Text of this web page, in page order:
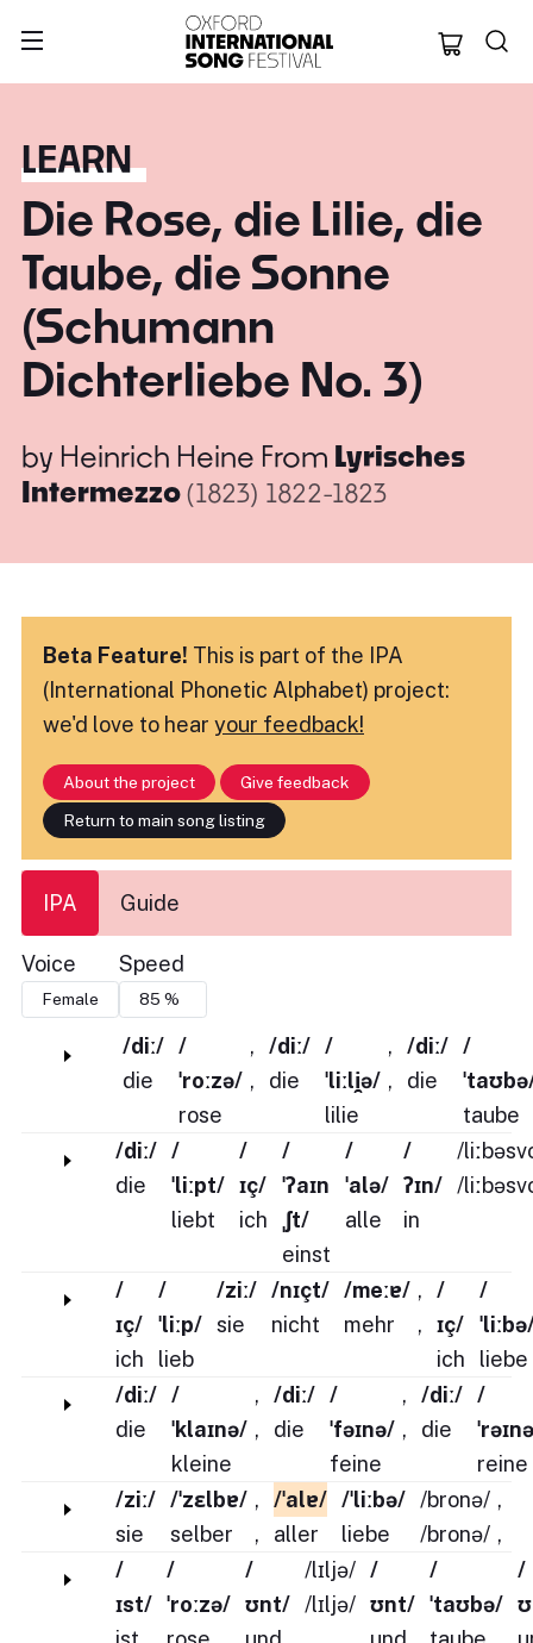
Oxford
LEARN
Die Rose, die Lilie, die
Taube, die Sonne
(Schumann
Dichterliebe No. 3)
by Heinrich Heine From Lyrisches
Intermezzo(1823) 1822-1823
Beta Feature! This is part of the IPA
(International Phonetic Alphabet) project:
we'd love to hear your feedback!
About the project
Give feedback
Return to main song listing
IPA Guide
Voice Speed
/diː/
die
/
ˈroːzə/
rose
,
,
/diː/
die
/
ˈliːli̯ə/
lilie
,
,
/diː/
die
/
taube
/diː/
die
/
ˈliːpt/
liebt
/
ɪç/
ich
/
ˈʔaɪn
ˌʃt/
einst
/
ˈalə/
alle
/
ʔɪn/
in
/
/
/
ɪç/
ich
/
ˈliːp/
lieb
/ziː/
sie
/nɪçt/
nicht
/meːɐ/
mehr
,
,
/
ɪç/
ich
/
liebe
/diː/
die
/
ˈklaɪnə/
kleine
,
,
/diː/
die
/
ˈfəɪnə/
feine
,
,
/diː/
die
/
reine
/ziː/
sie
/ˈzɛlbɐ/
selber
,
,
/ˈalɐ/
aller
/ˈliːbə/
liebe
/bronə/
/bronə/
,
,
/
ɪst/
/
ˈroːzə/
/
ʊnt/
/lɪljə/
/lɪljə/
/
ʊnt/
/
ˈtaʊbə/
/